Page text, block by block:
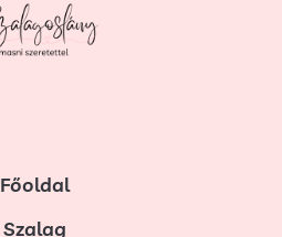
Főoldal
Szalag